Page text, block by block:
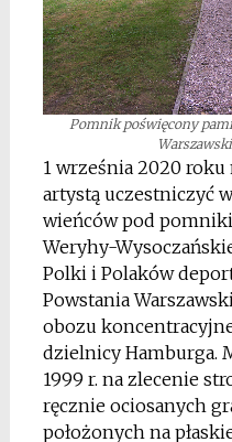
Pomnik poświęcony
1 września 2020 roku
artystą uczestniczyć
wieńców pod
Weryhy-
Polki i Polaków
Powstania
obozu
dzielnicy Hamburga.
1999 r. na zlecenie
ręcznie ociosanych
położonych na